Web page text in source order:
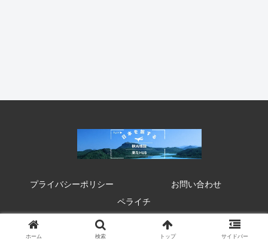
プライバシーポリシー
お問い合わせ
ペライチ
© 2020 来たHUB 観光 イベント 祭り お得情報.
ホーム 検索 トップ サイドバー